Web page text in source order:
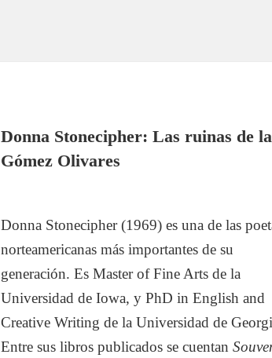
Donna Stonecipher: Las ruinas de
Gómez Olivares
Donna Stonecipher (1969) es una de las
norteamericanas más importantes de su
generación. Es Master of Fine Arts de la
Universidad de Iowa, y PhD in English and
Creative Writing de la Universidad de
Entre sus libros publicados se cuentan